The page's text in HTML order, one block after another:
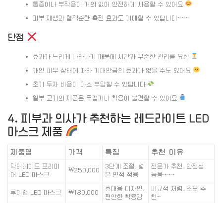
통증이나 부작용이 거의 없어 안전하게 사용할 수 있어요
피부 재생과 혈액순환 촉진 효과도 기대할 수 있답니다~~~
단점
효과가 느리게 나타나기 때문에 시간과 꾸준한 관리를 요함
개인 피부 상태에 따라 기대만큼의 효과가 없을 수도 있어요
초기 투자 비용이 다소 부담될 수 있답니다
일부 고가의 제품은 무겁거나 착용이 불편할 수 있어요
4. 피부과 의사가 추천하는 레드라이트 LED
마스크 제품
제품명 가격 특징 추천 이유
닥터레이드 프리미
어 LED 마스크
₩250,000
3단계 조절, 넓
은 면적 적용
전문가 추천, 안전성
높음~~~
루이랩 LED 마스크 ₩180,000
휴대용 디자인,
편안한 착용감
비교적 저렴, 초보 추
천~